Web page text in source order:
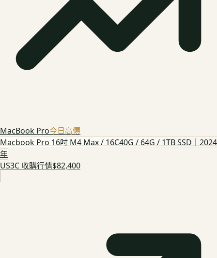
MacBook Pro今日高價
Macbook Pro 16吋 M4 Max / 16C40G / 64G / 1TB SSD｜2024
年
US3C 收購行情$82,400